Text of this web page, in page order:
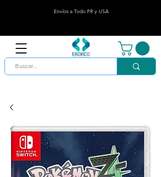
Envíos a Todo PR y USA